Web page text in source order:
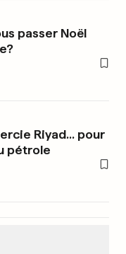
passer Noël
Riyad... pour
pétrole